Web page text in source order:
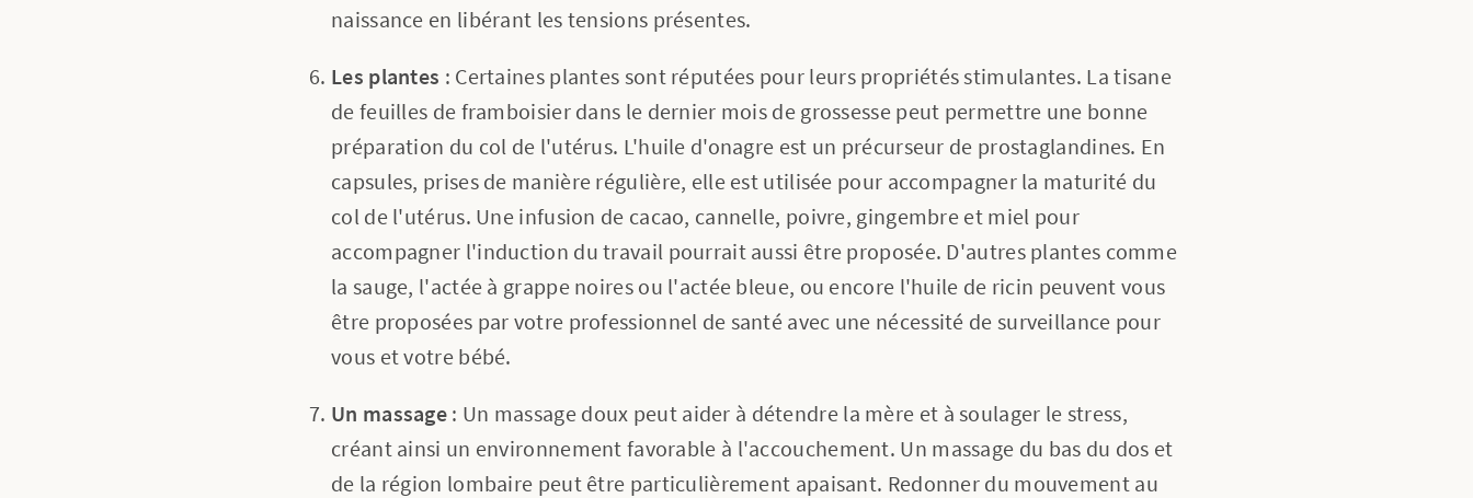
naissance en libérant les tensions présentes.
Les plantes : Certaines plantes sont réputées pour leurs propriétés stimulantes. La tisane
de feuilles de framboisier dans le dernier mois de grossesse peut permettre une bonne
préparation du col de l'utérus. L'huile d'onagre est un précurseur de prostaglandines. En
capsules, prises de manière régulière, elle est utilisée pour accompagner la maturité du
col de l'utérus. Une infusion de cacao, cannelle, poivre, gingembre et miel pour
accompagner l'induction du travail pourrait aussi être proposée. D'autres plantes comme
la sauge, l'actée à grappe noires ou l'actée bleue, ou encore l'huile de ricin peuvent vous
être proposées par votre professionnel de santé avec une nécessité de surveillance pour
vous et votre bébé.
Un massage : Un massage doux peut aider à détendre la mère et à soulager le stress,
créant ainsi un environnement favorable à l'accouchement. Un massage du bas du dos et
de la région lombaire peut être particulièrement apaisant. Redonner du mouvement au